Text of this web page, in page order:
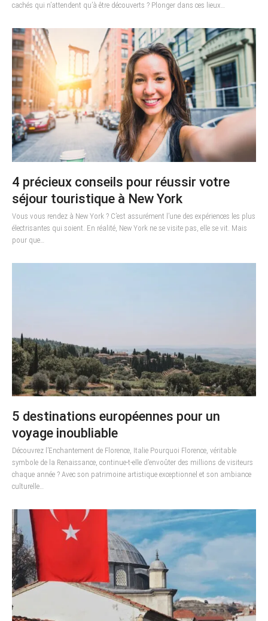
cachés qui n’attendent qu’à être découverts ? Plonger dans ces lieux…
4 précieux conseils pour réussir votre
séjour touristique à New York
Vous vous rendez à New York ? C’est assurément l’une des expériences les plus
électrisantes qui soient. En réalité, New York ne se visite pas, elle se vit. Mais
pour que…
5 destinations européennes pour un
voyage inoubliable
Découvrez l’Enchantement de Florence, Italie Pourquoi Florence, véritable
symbole de la Renaissance, continue-t-elle d’envoûter des millions de visiteurs
chaque année ? Avec son patrimoine artistique exceptionnel et son ambiance
culturelle…